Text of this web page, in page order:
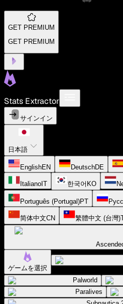
GET PREMIUM
GET PREMIUM
Stats Extractor
サインイン
日本語
EnglishEN DeutschDE
Italiano IT 한국어 KO
Português (Portugal)PT
简体中文CN 繁體中文 (台灣)
ゲームを選択
Palworld
Paralives